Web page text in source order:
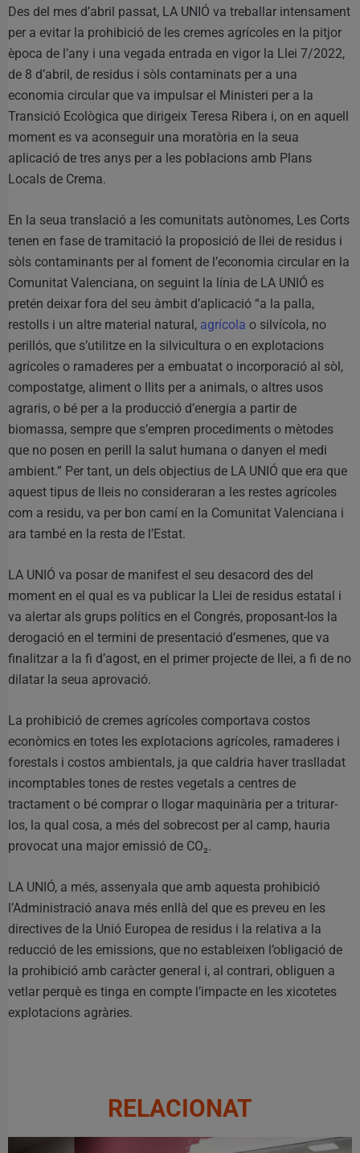
Des del mes d’abril passat, LA UNIÓ va treballar intensament
per a evitar la prohibició de les cremes agrícoles en la pitjor
època de l’any i una vegada entrada en vigor la Llei 7/2022,
de 8 d’abril, de residus i sòls contaminats per a una
economia circular que va impulsar el Ministeri per a la
Transició Ecològica que dirigeix Teresa Ribera i, on en aquell
moment es va aconseguir una moratòria en la seua
aplicació de tres anys per a les poblacions amb Plans
Locals de Crema.
En la seua translació a les comunitats autònomes, Les Corts
tenen en fase de tramitació la proposició de llei de residus i
sòls contaminants per al foment de l’economia circular en la
Comunitat Valenciana, on seguint la línia de LA UNIÓ es
pretén deixar fora del seu àmbit d’aplicació “a la palla,
restolls i un altre material natural, agrícola o silvícola, no
perillós, que s’utilitze en la silvicultura o en explotacions
agrícoles o ramaderes per a embuatat o incorporació al sòl,
compostatge, aliment o llits per a animals, o altres usos
agraris, o bé per a la producció d’energia a partir de
biomassa, sempre que s’empren procediments o mètodes
que no posen en perill la salut humana o danyen el medi
ambient.” Per tant, un dels objectius de LA UNIÓ que era que
aquest tipus de lleis no consideraran a les restes agrícoles
com a residu, va per bon camí en la Comunitat Valenciana i
ara també en la resta de l’Estat.
LA UNIÓ va posar de manifest el seu desacord des del
moment en el qual es va publicar la Llei de residus estatal i
va alertar als grups polítics en el Congrés, proposant-los la
derogació en el termini de presentació d’esmenes, que va
finalitzar a la fi d’agost, en el primer projecte de llei, a fi de no
dilatar la seua aprovació.
La prohibició de cremes agrícoles comportava costos
econòmics en totes les explotacions agrícoles, ramaderes i
forestals i costos ambientals, ja que caldria haver traslladat
incomptables tones de restes vegetals a centres de
tractament o bé comprar o llogar maquinària per a triturar-
los, la qual cosa, a més del sobrecost per al camp, hauria
provocat una major emissió de CO₂.
LA UNIÓ, a més, assenyala que amb aquesta prohibició
l’Administració anava més enllà del que es preveu en les
directives de la Unió Europea de residus i la relativa a la
reducció de les emissions, que no estableixen l’obligació de
la prohibició amb caràcter general i, al contrari, obliguen a
vetlar perquè es tinga en compte l’impacte en les xicotetes
explotacions agràries.
RELACIONAT